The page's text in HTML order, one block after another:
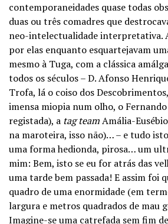
contemporaneidades quase todas
duas ou três comadres que
neo-intelectualidade interpretativa.
por elas enquanto esquartejavam
mesmo à Tuga, com a clássica
todos os séculos – D. Afonso
Trofa, lá o coiso dos
imensa miopia num olho, o
registada), a tag teamAmália-
na maroteira, isso não)… – e tudo
uma forma hedionda, pirosa… um
mim: Bem, isto se eu for atrás das
uma tarde bem passada! E assim foi
quadro de uma enormidade (em
largura e metros quadrados de mau
Imagine-se uma catrefada sem fim